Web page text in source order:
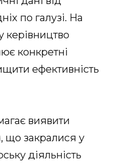
по галузі. На
керівництво
конкретні
ефективність
виявити
що закралися у
діяльність